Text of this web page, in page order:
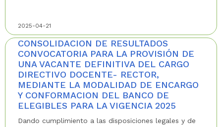
2025-04-21
CONSOLIDACION DE RESULTADOS
CONVOCATORIA PARA LA PROVISIÓN DE
UNA VACANTE DEFINITIVA DEL CARGO
DIRECTIVO DOCENTE- RECTOR,
MEDIANTE LA MODALIDAD DE ENCARGO
Y CONFORMACION DEL BANCO DE
ELEGIBLES PARA LA VIGENCIA 2025
Dando cumplimiento a las disposiciones legales y de